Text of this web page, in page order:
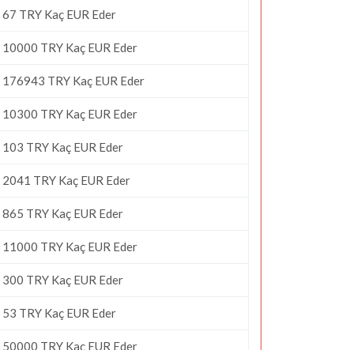
67 TRY Kaç EUR Eder
10000 TRY Kaç EUR Eder
176943 TRY Kaç EUR Eder
10300 TRY Kaç EUR Eder
103 TRY Kaç EUR Eder
2041 TRY Kaç EUR Eder
865 TRY Kaç EUR Eder
11000 TRY Kaç EUR Eder
300 TRY Kaç EUR Eder
53 TRY Kaç EUR Eder
50000 TRY Kaç EUR Eder